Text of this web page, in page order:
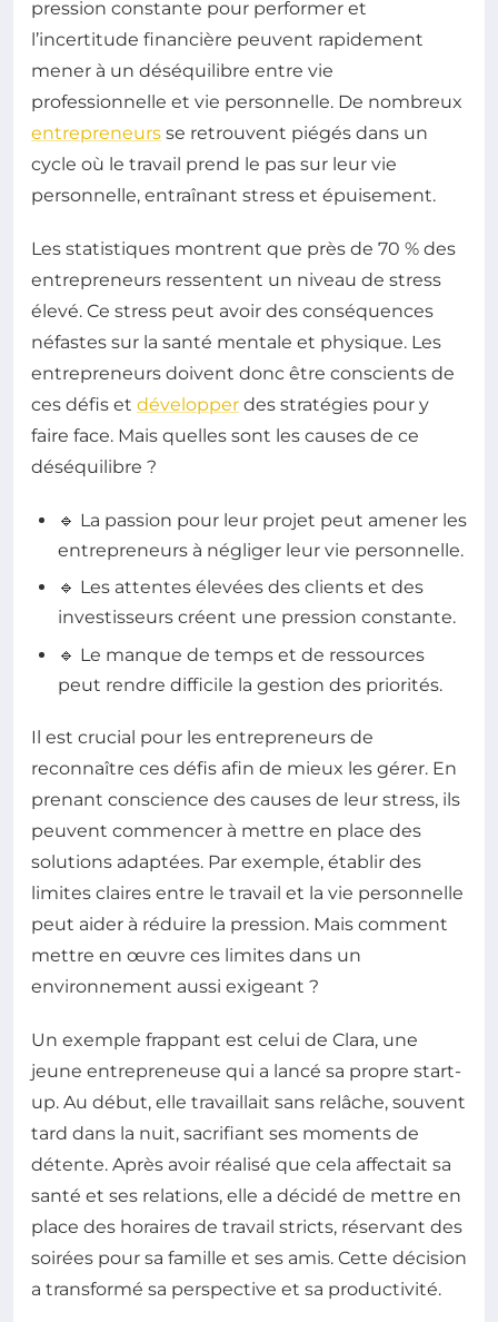
pression constante pour performer et
l’incertitude financière peuvent rapidement
mener à un déséquilibre entre vie
professionnelle et vie personnelle. De nombreux
entrepreneurs se retrouvent piégés dans un
cycle où le travail prend le pas sur leur vie
personnelle, entraînant stress et épuisement.
Les statistiques montrent que près de 70 % des
entrepreneurs ressentent un niveau de stress
élevé. Ce stress peut avoir des conséquences
néfastes sur la santé mentale et physique. Les
entrepreneurs doivent donc être conscients de
ces défis et développer des stratégies pour y
faire face. Mais quelles sont les causes de ce
déséquilibre ?
🔹 La passion pour leur projet peut amener les
entrepreneurs à négliger leur vie personnelle.
🔹 Les attentes élevées des clients et des
investisseurs créent une pression constante.
🔹 Le manque de temps et de ressources
peut rendre difficile la gestion des priorités.
Il est crucial pour les entrepreneurs de
reconnaître ces défis afin de mieux les gérer. En
prenant conscience des causes de leur stress, ils
peuvent commencer à mettre en place des
solutions adaptées. Par exemple, établir des
limites claires entre le travail et la vie personnelle
peut aider à réduire la pression. Mais comment
mettre en œuvre ces limites dans un
environnement aussi exigeant ?
Un exemple frappant est celui de Clara, une
jeune entrepreneuse qui a lancé sa propre start-
up. Au début, elle travaillait sans relâche, souvent
tard dans la nuit, sacrifiant ses moments de
détente. Après avoir réalisé que cela affectait sa
santé et ses relations, elle a décidé de mettre en
place des horaires de travail stricts, réservant des
soirées pour sa famille et ses amis. Cette décision
a transformé sa perspective et sa productivité.